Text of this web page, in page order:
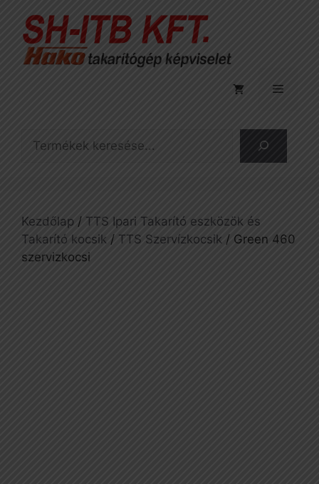
tartalomba
Menü
Kezdőlap / TTS Ipari Takarító eszközök és
Takarító kocsik / TTS Szervízkocsik / Green 460
szervizkocsi